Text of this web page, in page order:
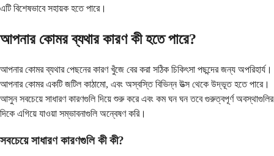
এটি বিশেষভাবে সহায়ক হতে পারে।
আপনার কোমর ব্যথার কারণ কী হতে পারে?
আপনার কোমর ব্যথার পেছনের কারণ খুঁজে বের করা সঠিক চিকিৎসা পছন্দের জন্য অপরিহার্য।
আপনার কোমর একটি জটিল কাঠামো, এবং অস্বস্তি বিভিন্ন উত্স থেকে উদ্ভূত হতে পারে।
আসুন সবচেয়ে সাধারণ কারণগুলি দিয়ে শুরু করে এবং কম ঘন ঘন তবে গুরুত্বপূর্ণ অবস্থাগুলির
দিকে এগিয়ে যাওয়া সম্ভাবনাগুলি অন্বেষণ করি।
সবচেয়ে সাধারণ কারণগুলি কী কী?